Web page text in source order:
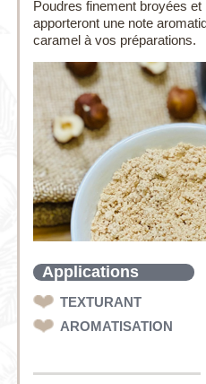
Poudres finement broyées
apporteront une note
caramel à vos préparations.
Applications
TEXTURANT
AROMATISATION